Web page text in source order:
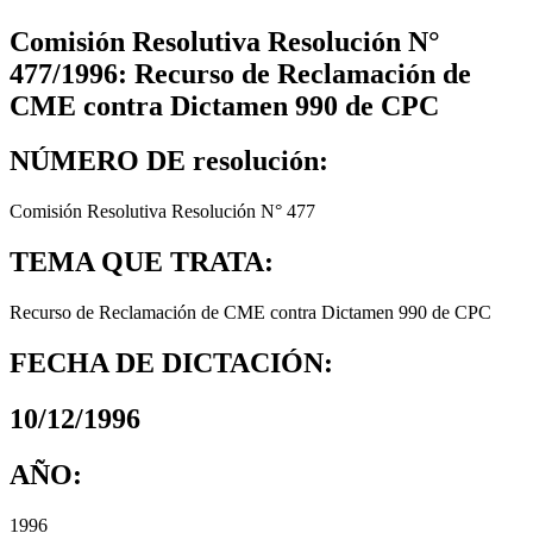
Comisión Resolutiva Resolución N°
477/1996: Recurso de Reclamación de
CME contra Dictamen 990 de CPC
NÚMERO DE resolución:
Comisión Resolutiva Resolución N° 477
TEMA QUE TRATA:
Recurso de Reclamación de CME contra Dictamen 990 de CPC
FECHA DE DICTACIÓN:
10/12/1996
AÑO:
1996